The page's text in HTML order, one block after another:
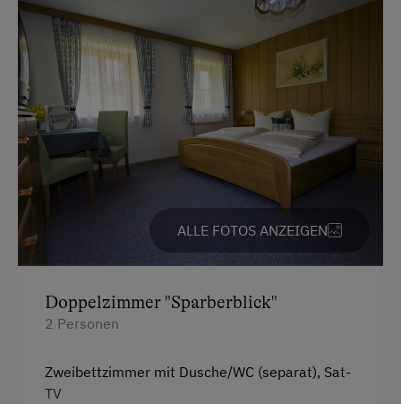
ALLE FOTOS ANZEIGEN
Doppelzimmer "Sparberblick"
2 Personen
Zweibettzimmer mit Dusche/WC (separat), Sat-
TV